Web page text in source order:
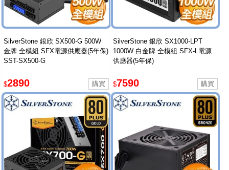
SilverStone 銀欣 SX500-G 500W
金牌 全模組 SFX電源供應器(5年保)
SST-SX500-G
$2890
SilverStone 銀欣 SX1000-LPT
1000W 白金牌 全模組 SFX-L電源
供應器(5年保)
$7590